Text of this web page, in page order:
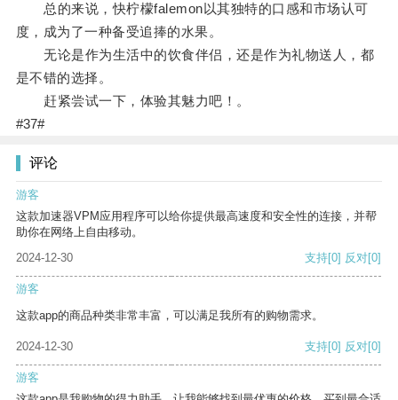
总的来说，快柠檬falemon以其独特的口感和市场认可
度，成为了一种备受追捧的水果。
无论是作为生活中的饮食伴侣，还是作为礼物送人，都
是不错的选择。
赶紧尝试一下，体验其魅力吧！。
#37#
评论
游客
这款加速器VPM应用程序可以给你提供最高速度和安全性的连接，并帮
助你在网络上自由移动。
2024-12-30
支持[0] 反对[0]
游客
这款app的商品种类非常丰富，可以满足我所有的购物需求。
2024-12-30 支持[0] 反对[0]
游客